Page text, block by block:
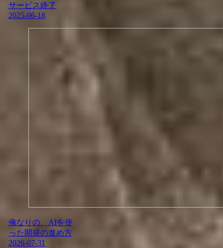
サービス終了
2025-06-18
俺なりの、AIを使
った開発の進め方
2026-07-31